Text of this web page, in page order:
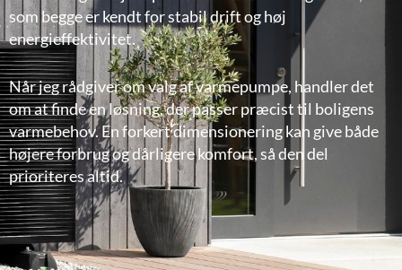
som begge er kendt for stabil drift og høj
energieffektivitet.
Når jeg rådgiver om valg af varmepumpe, handler det
om at finde en løsning, der passer præcist til boligens
varmebehov. En forkert dimensionering kan give både
højere forbrug og dårligere komfort, så den del
prioriteres altid.